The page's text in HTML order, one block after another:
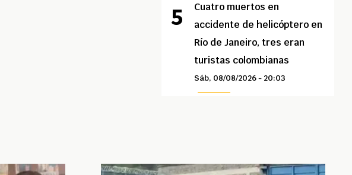
Cuatro muertos en
accidente de helicóptero en
Río de Janeiro, tres eran
turistas colombianas
Sáb, 08/08/2026 - 20:03